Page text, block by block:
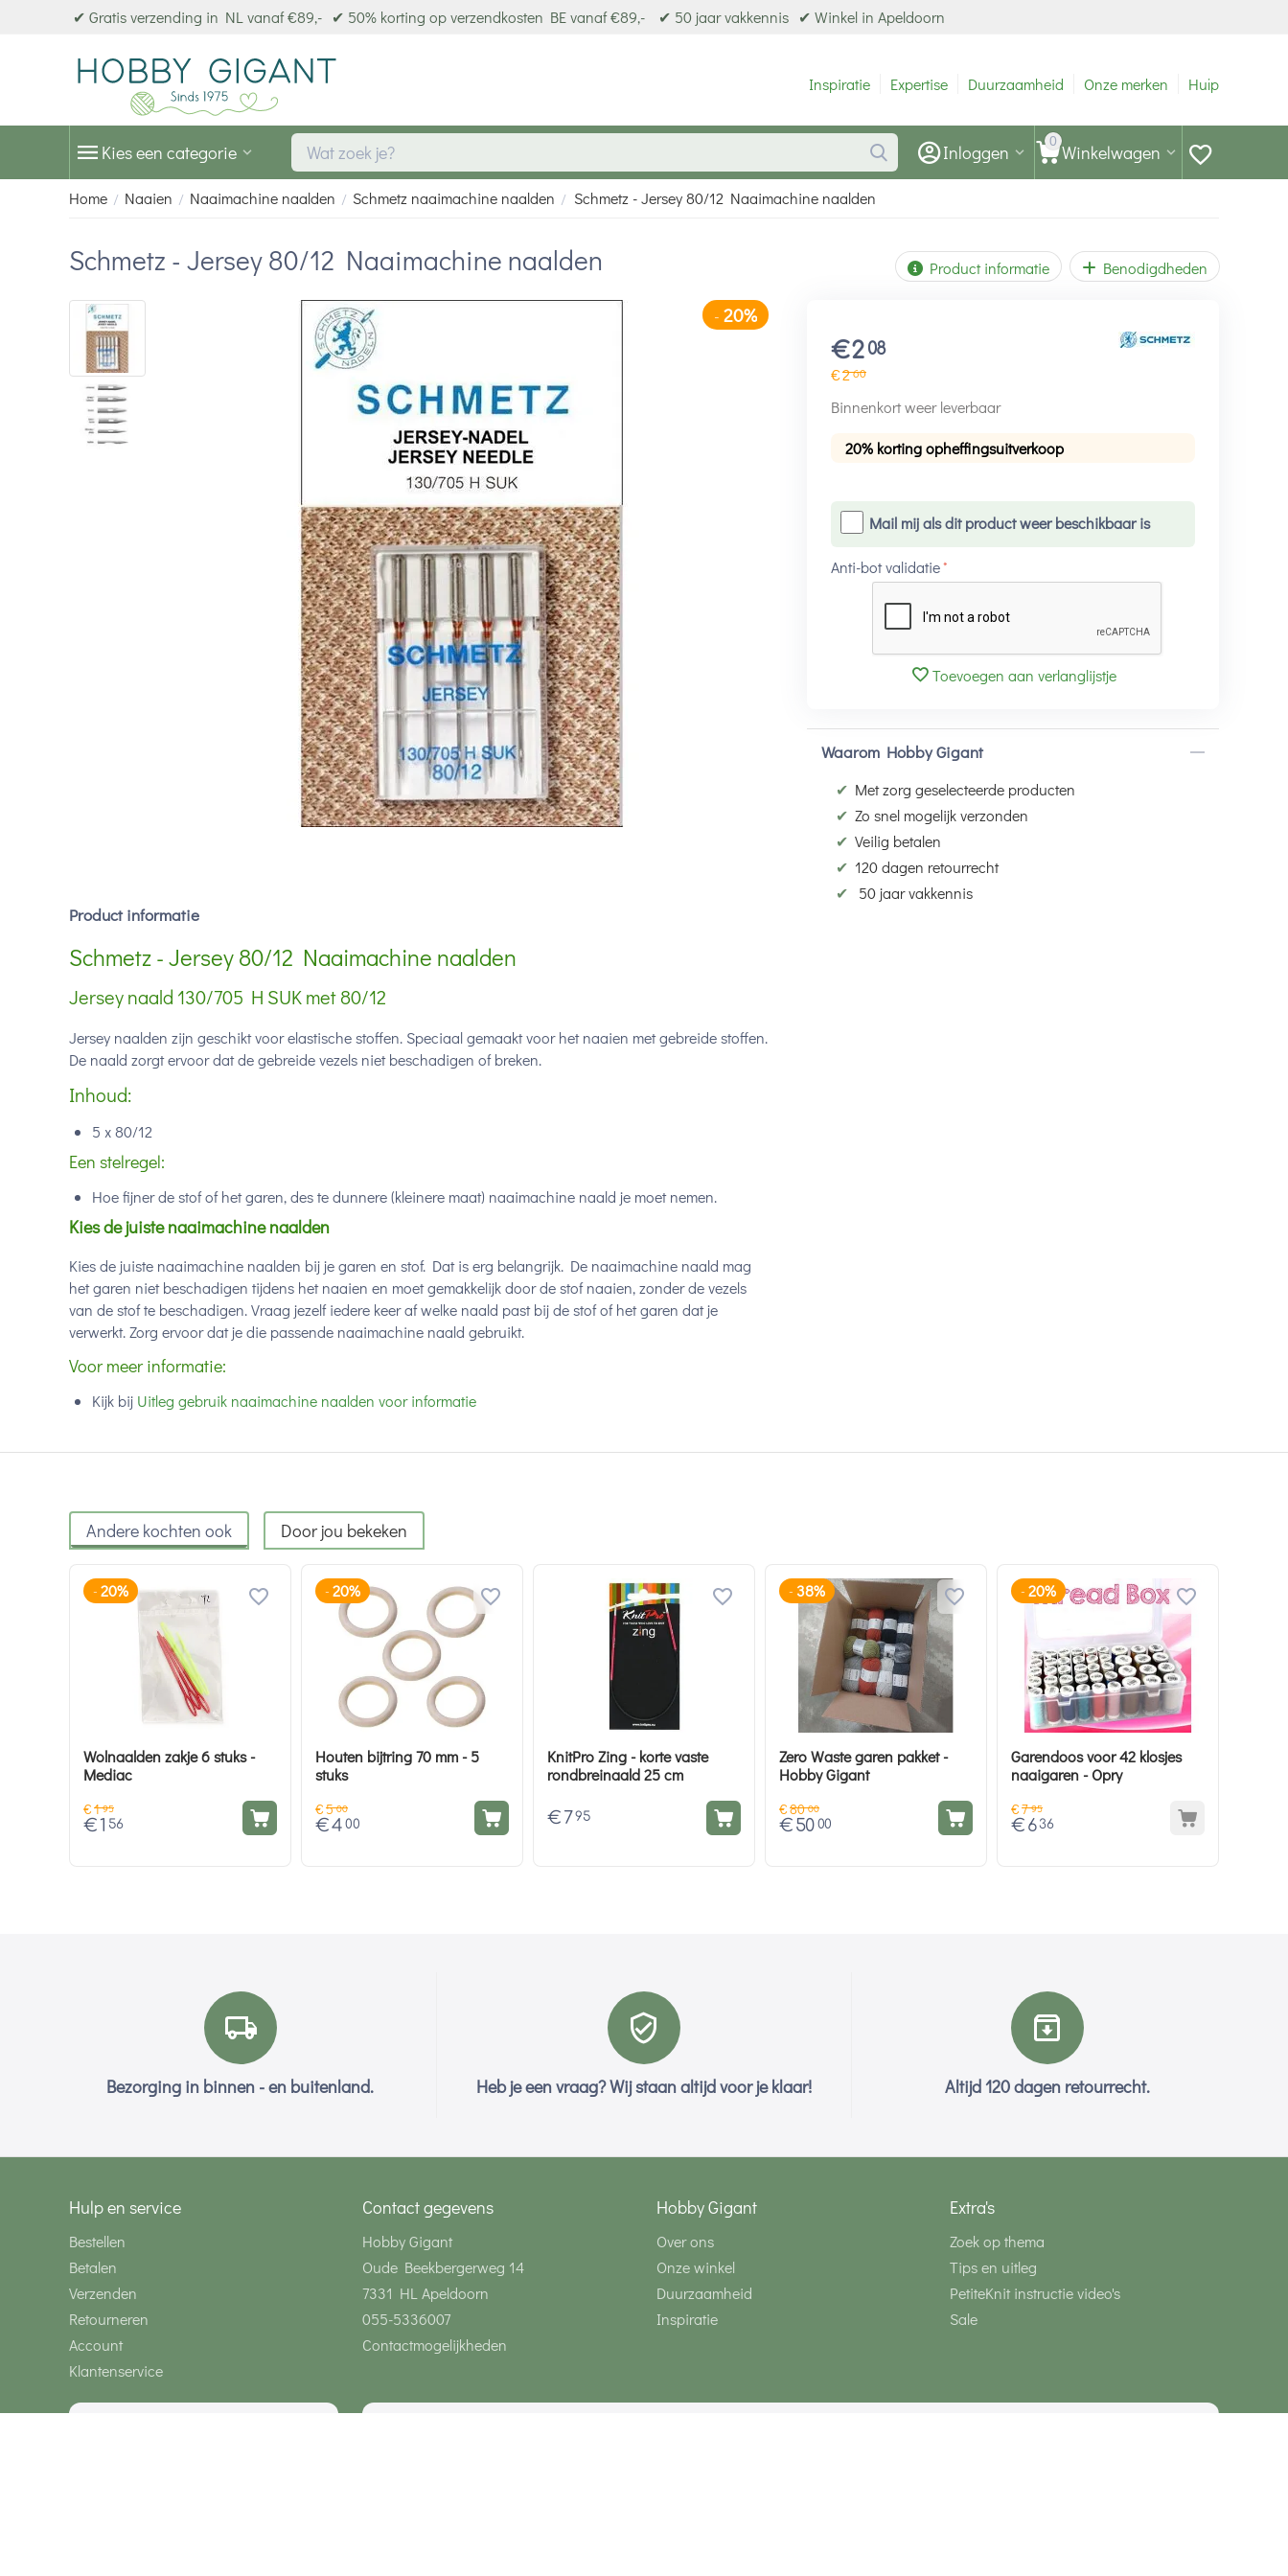
✔ Gratis verzending in NL vanaf €89,- ✔ 50% korting op verzendkosten BE vanaf €89,- ✔ 50 jaar vakkennis ✔ Winkel in Apeldoorn
Inspiratie Expertise Duurzaamheid Onze merken Hulp
Kies een categorie 0 Winkelwagen
Inloggen
Home / Naaien / Naaimachine naalden / Schmetz naaimachine naalden / Schmetz - Jersey 80/12 Naaimachine naalden
Schmetz - Jersey 80/12 Naaimachine naalden Product informatie Benodigdheden
-
€2 08
€260
Binnenkort weer leverbaar
20% korting opheffingsuitverkoop
Mail mij als dit product weer beschikbaar is
Anti-bot validatie
Toevoegen aan verlanglijstje
Waarom Hobby Gigant
✔ Met zorg geselecteerde producten
✔ Zo snel mogelijk verzonden
✔ Veilig betalen
✔ 120 dagen retourrecht
✔
50 jaar vakkennis
Product informatie
Schmetz - Jersey 80/12 Naaimachine naalden
Jersey naald 130/705 H SUK met 80/12
Jersey naalden zijn geschikt voor elastische stoffen. Speciaal gemaakt voor het naaien met gebreide stoffen.
De naald zorgt ervoor dat de gebreide vezels niet beschadigen of breken.
Inhoud:
5 x 80/12
Een stelregel:
Hoe fijner de stof of het garen, des te dunnere (kleinere maat) naaimachine naald je moet nemen.
Kies de juiste naaimachine naalden
Kies de juiste naaimachine naalden bij je garen en stof. Dat is erg belangrijk. De naaimachine naald mag
het garen niet beschadigen tijdens het naaien en moet gemakkelijk door de stof naaien, zonder de vezels
van de stof te beschadigen. Vraag jezelf iedere keer af welke naald past bij de stof of het garen dat je
verwerkt. Zorg ervoor dat je die passende naaimachine naald gebruikt.
Voor meer informatie:
Kijk bij Uitleg gebruik naaimachine naalden voor informatie
Andere kochten ook Door jou bekeken
- 20%
Wolnaalden zakje 6 stuks -
Mediac
€1 95
€1 56
- 20%
Houten bijtring 70 mm - 5
stuks
€5 00
€4 00
KnitPro Zing - korte vaste
rondbreinaald 25 cm
€ 7 95
- 38%
Zero Waste garen pakket -
Hobby Gigant
€80 00
€ 50 00
- 20%
Garendoos voor 42 klosjes
naaigaren - Opry
€7 95
€ 6 36
Bezorging in binnen - en buitenland. Heb je een vraag? Wij staan altijd voor je klaar! Altijd 120 dagen retourrecht.
Hulp en service
Bestellen
Betalen
Verzenden
Retourneren
Account
Klantenservice
Contact gegevens
Hobby Gigant
Oude Beekbergerweg 14
7331 HL Apeldoorn
055-5336007
Contactmogelijkheden
Hobby Gigant
Over ons
Onze winkel
Duurzaamheid
Inspiratie
Extra's
Zoek op thema
Tips en uitleg
PetiteKnit instructie video's
Sale